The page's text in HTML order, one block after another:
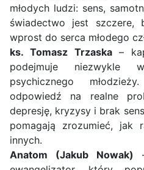
młodych ludzi: sens,
świadectwo jest szczere,
wprost do serca młodego
ks. Tomasz Trzaska –
podejmuje niezwykle
psychicznego
odpowiedź na realne
depresję, kryzysy i brak
pomagają zrozumieć,
innych.
Anatom (Jakub Nowak)